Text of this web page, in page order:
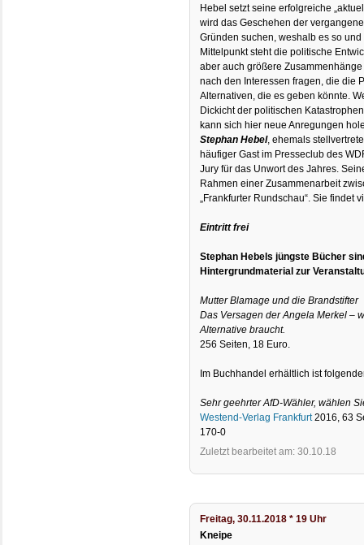
Hebel setzt seine erfolgreiche
wird das Geschehen der
Gründen suchen, weshalb es so
Mittelpunkt steht die politische
aber auch größere
nach den Interessen fragen, die die
Alternativen, die es geben könnte.
Dickicht der politischen
kann sich hier neue Anregungen
Stephan Hebel, ehemals
häufiger Gast im Presseclub des
Jury für das Unwort des Jahres.
Rahmen einer Zusammenarbeit
„Frankfurter Rundschau“. Sie findet
Eintritt frei
Stephan Hebels jüngste Bücher
Hintergrundmaterial zur
Mutter Blamage und die Brandstifter
Das Versagen der Angela Merkel –
Alternative braucht.
256 Seiten, 18 Euro.
Im Buchhandel erhältlich ist
Sehr geehrter AfD-Wähler, wählen
Westend-Verlag Frankfurt2016, 63
170-0
Zuletzt bearbeitet am: 30.10.18
Freitag, 30.11.2018 * 19 Uhr
Kneipe